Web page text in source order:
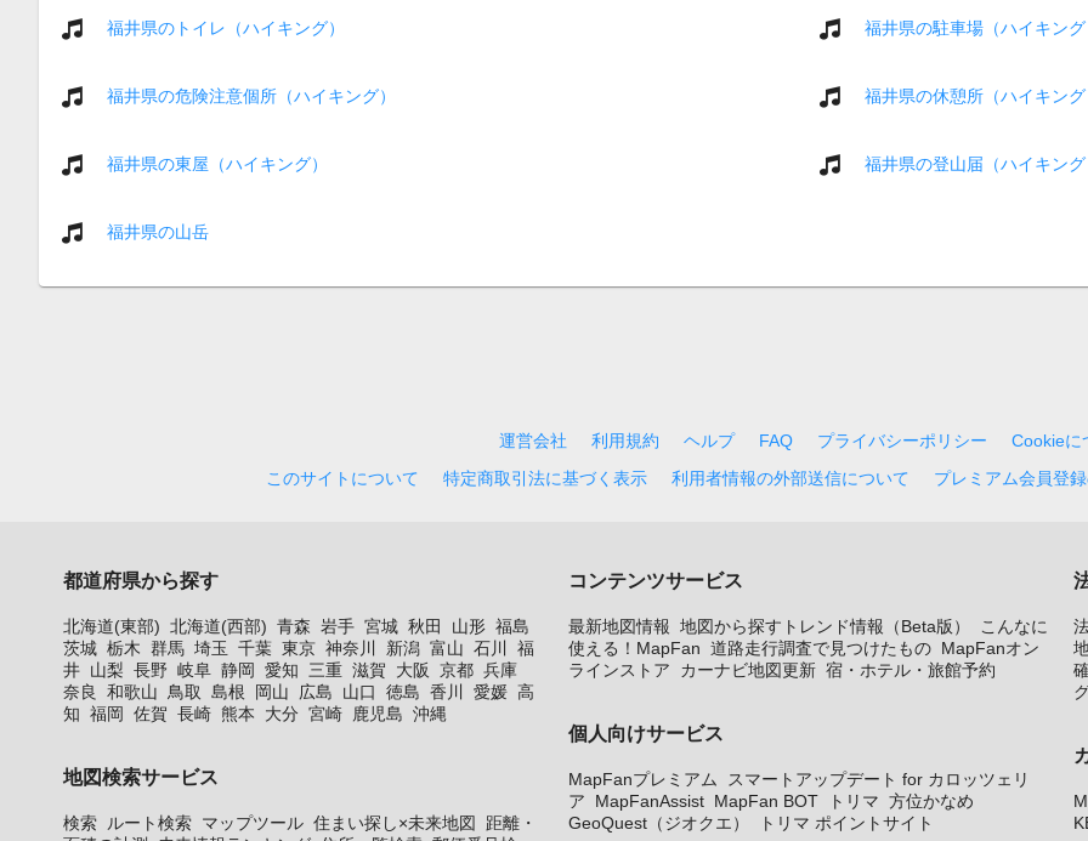
福井県のトイレ（ハイキング） 福井県の駐車場（ハイキン
福井県の危険注意個所（ハイキング） 福井県の休憩所（ハイキン
福井県の東屋（ハイキング） 福井県の登山届（ハイキン
福井県の山岳
運営会社 利用規約 ヘルプ FAQ プライバシーポリシー
Cookieに
このサイトについて
特定商取引法に基づく表示 利用者情報の外部送信について プレミアム会員登
都道府県から探す
北海道(東部) 北海道(西部) 青森 岩手 宮城 秋田 山形 福島
茨城 栃木 群馬 埼玉 千葉 東京 神奈川 新潟 富山 石川
福
井 山梨 長野 岐阜 静岡 愛知 三重 滋賀 大阪 京都 兵庫
奈良
和歌山 鳥取 島根 岡山 広島 山口 徳島 香川 愛媛 高
知 福岡 佐賀 長崎 熊本 大分 宮崎 鹿児島 沖縄
地図検索サービス
検索 ルート検索 マップツール 住まい探し×未来地図
距離・
コンテンツサービス
最新地図情報 地図から探すトレンド情報（Beta版）
こんなに
使える！MapFan 道路走行調査で見つけたもの MapFanオン
ラインストア
カーナビ地図更新 宿・ホテル・旅館予約
個人向けサービス
MapFanプレミアム
スマートアップデート for カロッツェリ
ア
MapFanAssist MapFan BOT トリマ 方位かなめ
GeoQuest（ジオクエ）
トリマ ポイントサイト